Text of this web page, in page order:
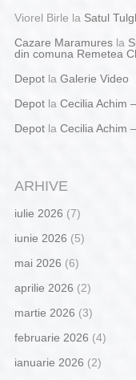
Viorel Birle la Satul
Cazare Maramuresla
din comuna Remetea
Depotla Galerie Video
Depotla Cecilia Achim
Depotla Cecilia Achim
ARHIVE
iulie 2026 (7)
iunie 2026 (5)
mai 2026 (6)
aprilie 2026 (2)
martie 2026 (3)
februarie 2026 (4)
ianuarie 2026 (2)